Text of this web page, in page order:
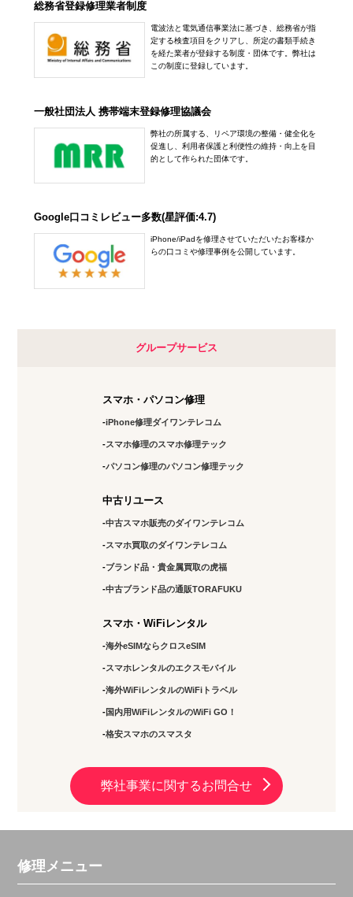
総務省登録修理業者制度
電波法と電気通信事業法に基づき、総務省が指
定する検査項目をクリアし、所定の書類手続き
を経た業者が登録する制度・団体です。弊社は
この制度に登録しています。
一般社団法人 携帯端末登録修理協議会
弊社の所属する、リペア環境の整備・健全化を
促進し、利用者保護と利便性の維持・向上を目
的として作られた団体です。
Google口コミレビュー多数(星評価:4.7)
iPhone/iPadを修理させていただいたお客様か
らの口コミや修理事例を公開しています。
グループサービス
スマホ・パソコン修理
iPhone修理ダイワンテレコム
スマホ修理のスマホ修理テック
パソコン修理のパソコン修理テック
中古リユース
中古スマホ販売のダイワンテレコム
スマホ買取のダイワンテレコム
ブランド品・貴金属買取の虎福
中古ブランド品の通販TORAFUKU
スマホ・WiFiレンタル
海外eSIMならクロスeSIM
スマホレンタルのエクスモバイル
海外WiFiレンタルのWiFiトラベル
国内用WiFiレンタルのWiFi GO！
格安スマホのスマスタ
弊社事業に関するお問合せ
修理メニュー